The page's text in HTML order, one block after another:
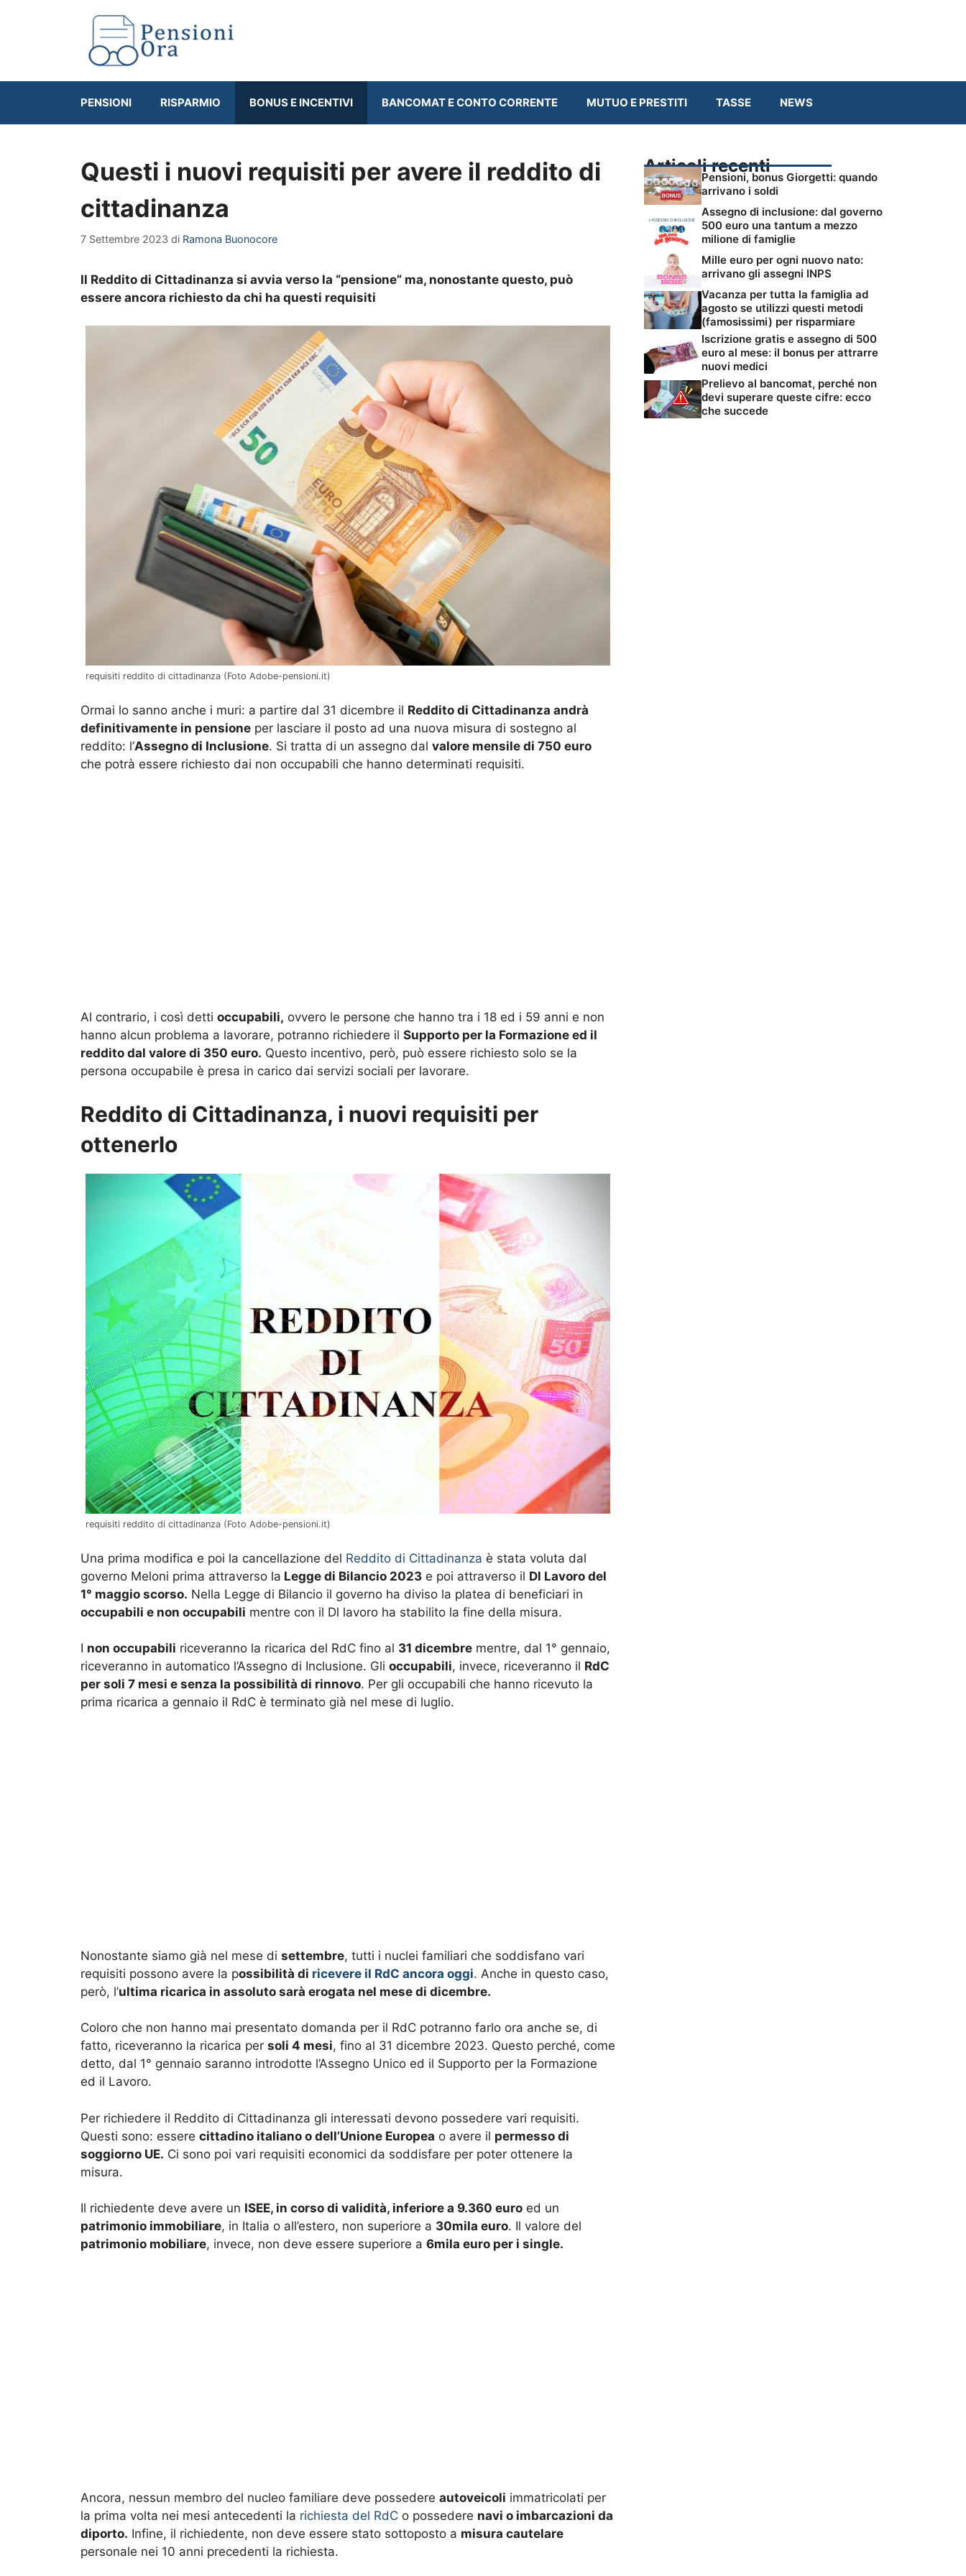
PENSIONI RISPARMIO BONUS E INCENTIVI BANCOMAT E CONTO CORRENTE MUTUO E PRESTITI TASSE NEWS
Questi i nuovi requisiti per avere il reddito di
cittadinanza
7 Settembre 2023 di Ramona Buonocore
Il Reddito di Cittadinanza si avvia verso la “pensione” ma, nonostante questo, può
essere ancora richiesto da chi ha questi requisiti
requisiti reddito di cittadinanza (Foto Adobe-pensioni.it)
Ormai lo sanno anche i muri: a partire dal 31 dicembre il Reddito di Cittadinanza andrà
definitivamente in pensione per lasciare il posto ad una nuova misura di sostegno al
reddito: l’Assegno di Inclusione. Si tratta di un assegno dal valore mensile di 750 euro
che potrà essere richiesto dai non occupabili che hanno determinati requisiti.
Al contrario, i così detti occupabili, ovvero le persone che hanno tra i 18 ed i 59 anni e non
hanno alcun problema a lavorare, potranno richiedere il Supporto per la Formazione ed il
reddito dal valore di 350 euro. Questo incentivo, però, può essere richiesto solo se la
persona occupabile è presa in carico dai servizi sociali per lavorare.
Reddito di Cittadinanza, i nuovi requisiti per
ottenerlo
requisiti reddito di cittadinanza (Foto Adobe-pensioni.it)
Una prima modifica e poi la cancellazione del Reddito di Cittadinanza è stata voluta dal
governo Meloni prima attraverso la Legge di Bilancio 2023 e poi attraverso il Dl Lavoro del
1° maggio scorso. Nella Legge di Bilancio il governo ha diviso la platea di beneficiari in
occupabili e non occupabili mentre con il Dl lavoro ha stabilito la fine della misura.
I non occupabili riceveranno la ricarica del RdC fino al 31 dicembre mentre, dal 1° gennaio,
riceveranno in automatico l’Assegno di Inclusione. Gli occupabili, invece, riceveranno il RdC
per soli 7 mesi e senza la possibilità di rinnovo. Per gli occupabili che hanno ricevuto la
prima ricarica a gennaio il RdC è terminato già nel mese di luglio.
Nonostante siamo già nel mese di settembre, tutti i nuclei familiari che soddisfano vari
requisiti possono avere la possibilità di ricevere il RdC ancora oggi. Anche in questo caso,
però, l’ultima ricarica in assoluto sarà erogata nel mese di dicembre.
Coloro che non hanno mai presentato domanda per il RdC potranno farlo ora anche se, di
fatto, riceveranno la ricarica per soli 4 mesi, fino al 31 dicembre 2023. Questo perché, come
detto, dal 1° gennaio saranno introdotte l’Assegno Unico ed il Supporto per la Formazione
ed il Lavoro.
Per richiedere il Reddito di Cittadinanza gli interessati devono possedere vari requisiti.
Questi sono: essere cittadino italiano o dell’Unione Europea o avere il permesso di
soggiorno UE. Ci sono poi vari requisiti economici da soddisfare per poter ottenere la
misura.
Il richiedente deve avere un ISEE, in corso di validità, inferiore a 9.360 euro ed un
patrimonio immobiliare, in Italia o all’estero, non superiore a 30mila euro. Il valore del
patrimonio mobiliare, invece, non deve essere superiore a 6mila euro per i single.
Ancora, nessun membro del nucleo familiare deve possedere autoveicoli immatricolati per
la prima volta nei mesi antecedenti la richiesta del RdC o possedere navi o imbarcazioni da
diporto. Infine, il richiedente, non deve essere stato sottoposto a misura cautelare
personale nei 10 anni precedenti la richiesta.
Articoli recenti
Pensioni, bonus Giorgetti: quando
arrivano i soldi
Assegno di inclusione: dal governo
500 euro una tantum a mezzo
milione di famiglie
Mille euro per ogni nuovo nato:
arrivano gli assegni INPS
Vacanza per tutta la famiglia ad
agosto se utilizzi questi metodi
(famosissimi) per risparmiare
Iscrizione gratis e assegno di 500
euro al mese: il bonus per attrarre
nuovi medici
Prelievo al bancomat, perché non
devi superare queste cifre: ecco
che succede